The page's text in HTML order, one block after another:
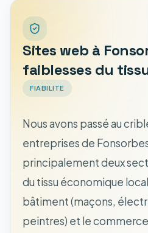
Sites web à
faiblesses du
FIABILITE
Nous avons passé au
entreprises de
principalement deux
du tissu économique
bâtiment (maçons,
peintres) et le